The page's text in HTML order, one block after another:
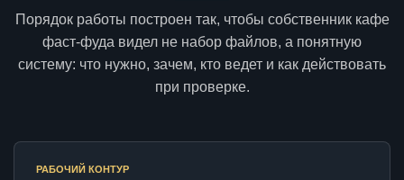
Порядок работы построен так, чтобы собственник кафе
фаст-фуда видел не набор файлов, а понятную
систему: что нужно, зачем, кто ведет и как действовать
при проверке.
РАБОЧИЙ КОНТУР